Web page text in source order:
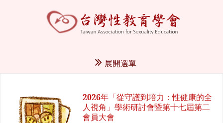
展開選單
2026年「從守護到培力：性健康的全
人視角」學術研討會暨第十七屆第二
會員大會